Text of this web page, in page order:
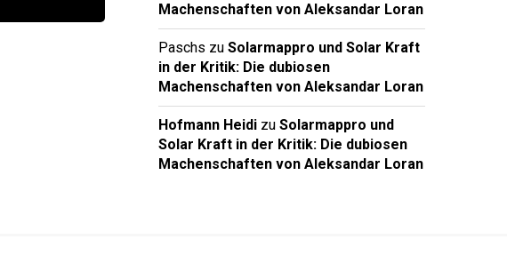
Machenschaften von Aleksandar Loran
Paschs zu Solarmappro und Solar Kraft
in der Kritik: Die dubiosen
Machenschaften von Aleksandar Loran
Hofmann Heidi zu Solarmappro und
Solar Kraft in der Kritik: Die dubiosen
Machenschaften von Aleksandar Loran